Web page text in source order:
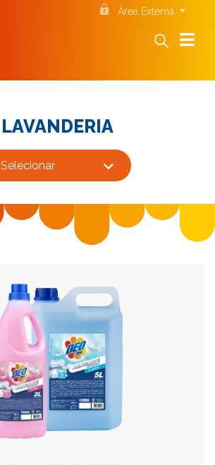
Área Externa
LAVANDERIA
Selecionar